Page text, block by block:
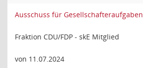
Ausschuss für Gesellschafteraufgaben
Fraktion CDU/FDP - skE Mitglied
von 11.07.2024